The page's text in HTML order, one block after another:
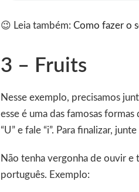
😉 Leia também: Como fazer o
3 – Fruits
Nesse exemplo, precisamos
esse é uma das famosas
“U” e fale “i”. Para finalizar,
Não tenha vergonha de ouvir e
português. Exemplo: